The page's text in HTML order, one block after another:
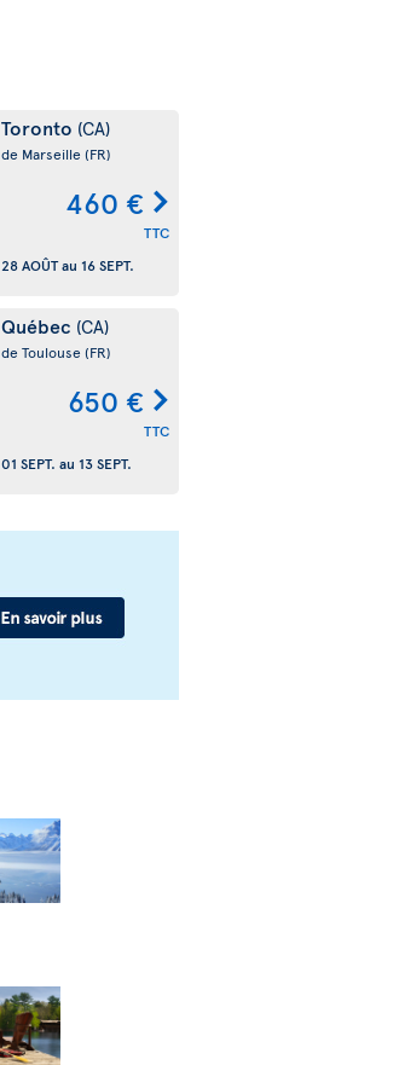
Toronto (CA)
de Marseille (FR)
460 €
TTC
28 AOÛTau 16 SEPT.
Québec (CA)
de Toulouse (FR)
650 €
TTC
01 SEPT. au 13 SEPT.